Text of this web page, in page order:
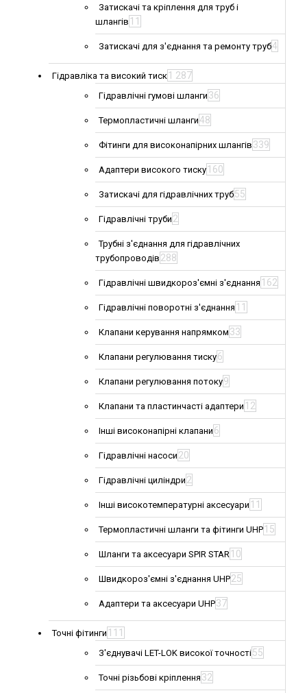
Затискачі та кріплення для труб і
шлангів 11
Затискачі для з'єднання та ремонту труб4
Гідравліка та високий тиск 1 287
Гідравлічні гумові шланги 36
Термопластичні шланги48
Фітинги для високонапірних шлангів 339
Адаптери високого тиску 160
Затискачі для гідравлічних труб55
Гідравлічні труби 2
Трубні з'єднання для гідравлічних
трубопроводів 288
Гідравлічні швидкороз'ємні з'єднання 162
Гідравлічні поворотні з'єднання 11
Клапани керування напрямком 33
Клапани регулювання тиску6
Клапани регулювання потоку9
Клапани та пластинчасті адаптери 12
Інші високонапірні клапани 6
Гідравлічні насоси 20
Гідравлічні циліндри 2
Інші високотемпературні аксесуари 11
Термопластичні шланги та фітинги UHP 15
Шланги та аксесуари SPIR STAR 10
Швидкороз'ємні з'єднання UHP25
Адаптери та аксесуари UHP37
Точні фітинги 111
З'єднувачі LET-LOK високої точності55
Точні різьбові кріплення 32